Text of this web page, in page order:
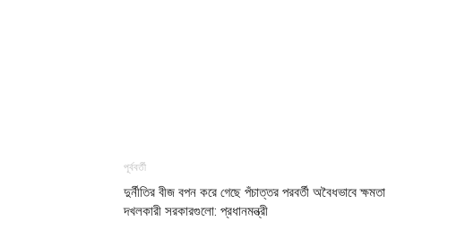
পূর্ববর্তী
দুর্নীতির বীজ বপন করে গেছে পঁচাত্তর পরবর্তী অবৈধভাবে ক্ষমতা
দখলকারী সরকারগুলো: প্রধানমন্ত্রী